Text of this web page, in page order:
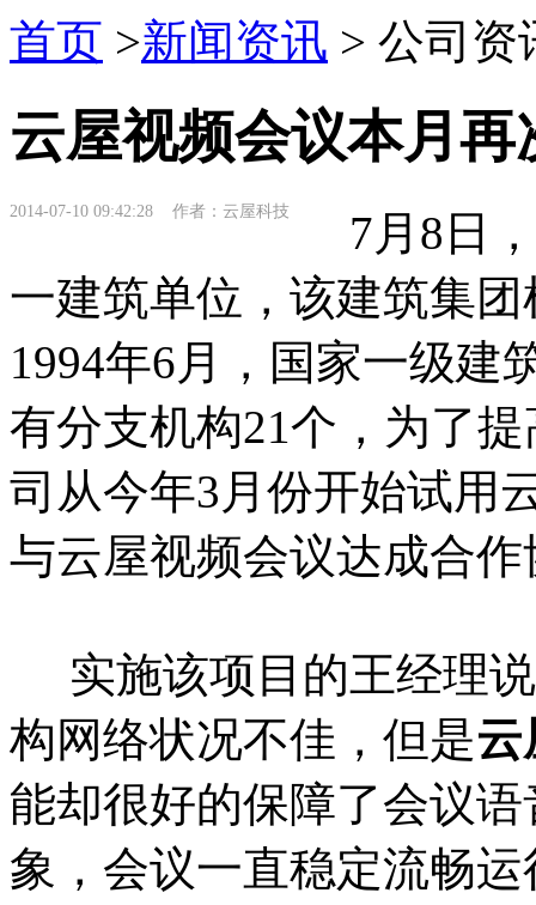
首页 >新闻资讯 > 公司资
云屋视频会议本月
2014-07-10 09:42:28 作者：云屋科技
7月8日，
一建筑单位，该建筑集
1994年6月，国家一级建
有分支机构21个，为了
司从今年3月份开始试用
与云屋视频会议达成合
实施该项目的王经理说
构网络状况不佳，但是云
能却很好的保障了会议
象，会议一直稳定流畅